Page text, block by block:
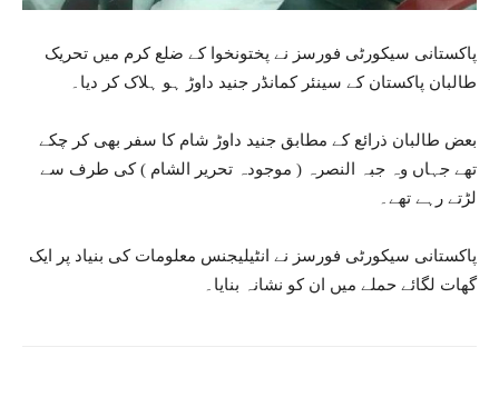
پاکستانی سیکورٹی فورسز نے پختونخوا کے ضلع کرم میں تحریک
طالبان پاکستان کے سینئر کمانڈر جنید داوڑ ہو ہلاک کر دیا۔
بعض طالبان ذرائع کے مطابق جنید داوڑ شام کا سفر بھی کر چکے
تھے جہاں وہ جبہ النصرہ ( موجودہ تحریر الشام ) کی طرف سے
لڑتے رہے تھے۔
پاکستانی سیکورٹی فورسز نے انٹیلیجنس معلومات کی بنیاد پر ایک
گھات لگائے حملے میں ان کو نشانہ بنایا۔